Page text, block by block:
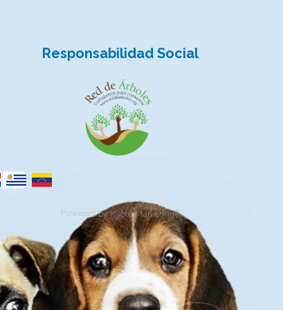
Responsabilidad Social
Powered by KyotoMarketing©